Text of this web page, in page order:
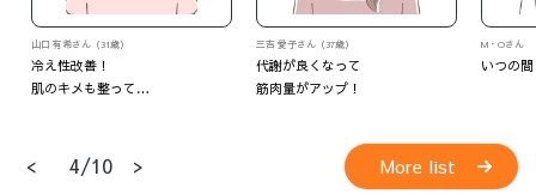
山口 有希さん（31歳）
冷え性改善！
肌のキメも整って…
三吉 愛子さん（37歳）
代謝が良くなって
筋肉量がアップ！
M・Oさん
いつの
4/10
< > More list